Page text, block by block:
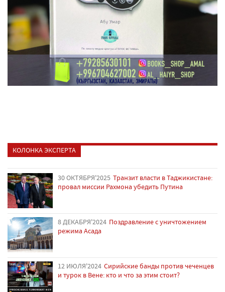
КОЛОНКА ЭКСПЕРТА
30 ОКТЯБРЯ'2025 Транзит власти в Таджикистане:
провал миссии Рахмона убедить Путина
8 ДЕКАБРЯ'2024 Поздравление с уничтожением
режима Асада
12 ИЮЛЯ'2024 Сирийские банды против чеченцев
и турок в Вене: кто и что за этим стоит?